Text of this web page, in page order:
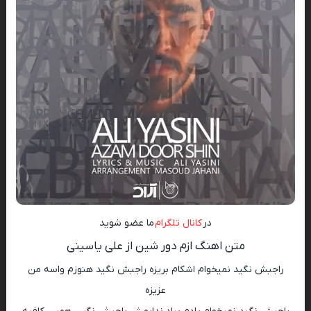
در کانال تلگرامما عضو شوید
متن اهنگ ازم دور شین از علی یاسینی
راجبش نگید نمیخوام اشکام بریزه راجبش نگید هنوزم واسه من
عزیزه